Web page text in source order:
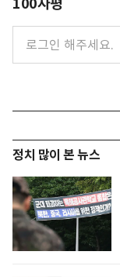
100자평
정치 많이 본 뉴스